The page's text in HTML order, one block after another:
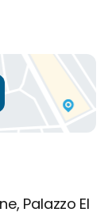
Palazzo El